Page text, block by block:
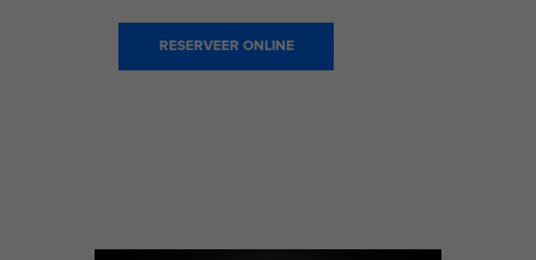
RESERVEER ONLINE